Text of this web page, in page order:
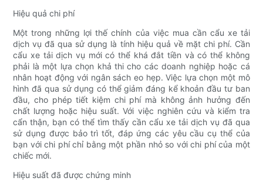
Hiệu quả chi phí
Một trong những lợi thế chính của việc mua cần cẩu xe tải
dịch vụ đã qua sử dụng là tính hiệu quả về mặt chi phí. Cần
cẩu xe tải dịch vụ mới có thể khá đắt tiền và có thể không
phải là một lựa chọn khả thi cho các doanh nghiệp hoặc cá
nhân hoạt động với ngân sách eo hẹp. Việc lựa chọn một mô
hình đã qua sử dụng có thể giảm đáng kể khoản đầu tư ban
đầu, cho phép tiết kiệm chi phí mà không ảnh hưởng đến
chất lượng hoặc hiệu suất. Với việc nghiên cứu và kiểm tra
cẩn thận, bạn có thể tìm thấy cần cẩu xe tải dịch vụ đã qua
sử dụng được bảo trì tốt, đáp ứng các yêu cầu cụ thể của
bạn với chi phí chỉ bằng một phần nhỏ so với chi phí của một
chiếc mới.
Hiệu suất đã được chứng minh